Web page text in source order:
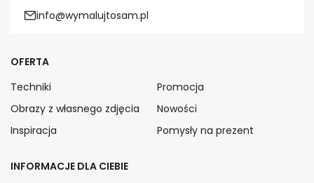
info@wymalujtosam.pl
OFERTA
Techniki
Obrazy z własnego zdjęcia
Inspiracja
Promocja
Nowości
Pomysły na prezent
INFORMACJE DLA CIEBIE